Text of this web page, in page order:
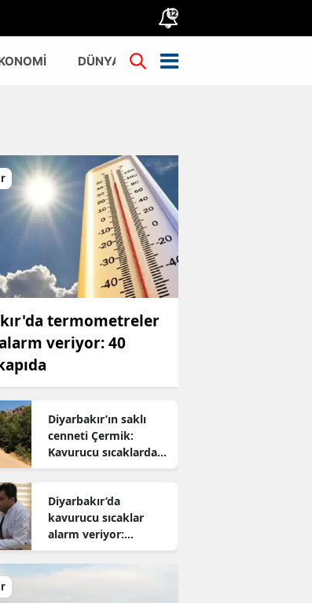
12
DÜNYA TÜRKİYE
termometreler
alarm veriyor: 40
Diyarbakır’ın saklı
cenneti Çermik:
Kavurucu sıcaklardan
kaçanların yeni adresi
Diyarbakır’da
kavurucu sıcaklar
alarm veriyor:
Uzmanından hayati
uyarı